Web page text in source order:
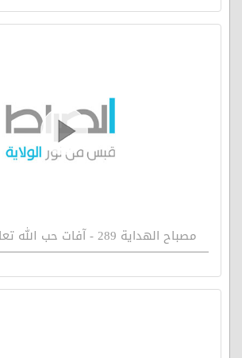
مصباح الهداية 289 - آفات حب الله تعالى